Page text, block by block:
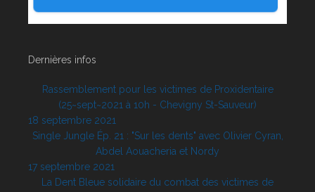
Dernières infos
Rassemblement pour les victimes de Proxidentaire
(25~sept~2021 à 10h - Chevigny St-Sauveur)
18 septembre 2021
Single Jungle Ép. 21 : "Sur les dents" avec Olivier Cyran,
Abdel Aouacheria et Nordy
17 septembre 2021
La Dent Bleue solidaire du combat des victimes de